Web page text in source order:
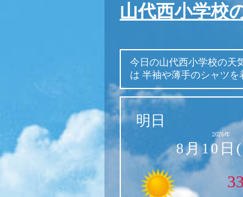
山代西小学校
今日の山代西小学校の天
は 半袖や薄手のシャツ
明日
2026年
8月10日